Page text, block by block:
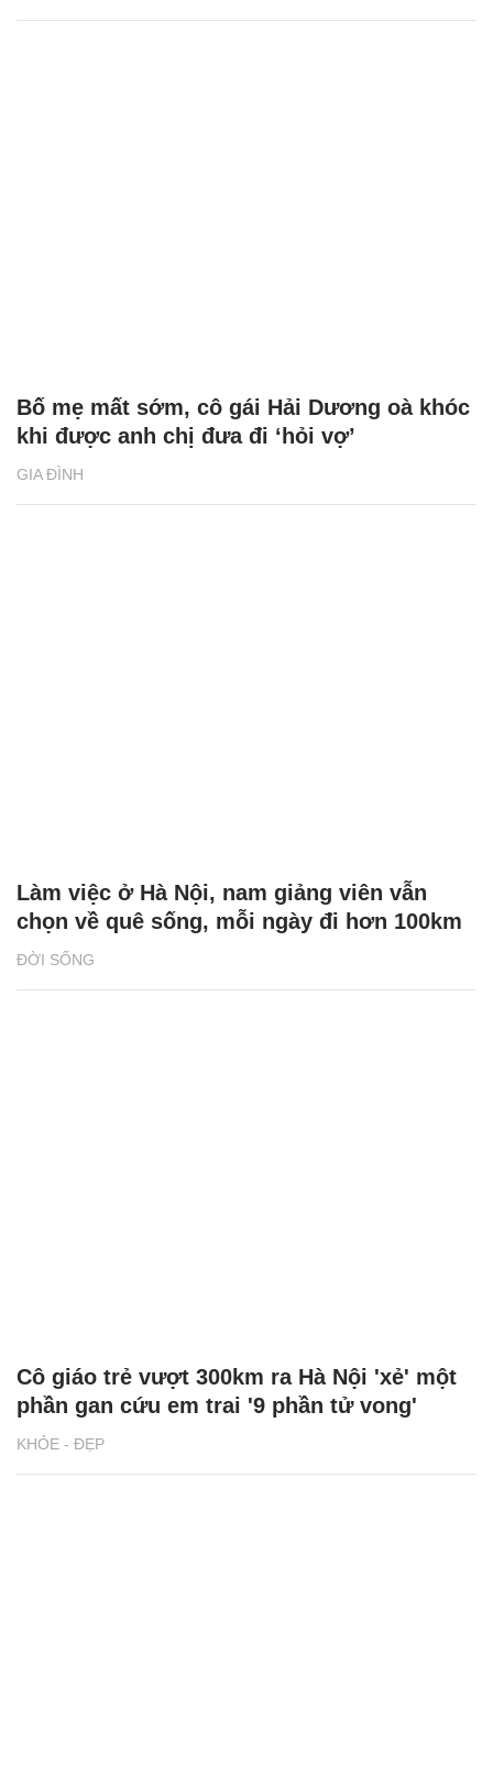
GIA ĐÌNH
Bố mẹ mất sớm, cô gái Hải Dương oà khóc
khi được anh chị đưa đi ‘hỏi vợ’
ĐỜI SỐNG
Làm việc ở Hà Nội, nam giảng viên vẫn
chọn về quê sống, mỗi ngày đi hơn 100km
KHỎE - ĐẸP
Cô giáo trẻ vượt 300km ra Hà Nội 'xẻ' một
phần gan cứu em trai '9 phần tử vong'